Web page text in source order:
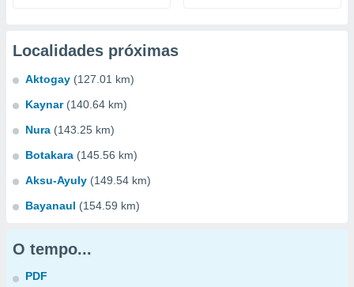
Localidades próximas
Aktogay (127.01 km)
Kaynar (140.64 km)
Nura (143.25 km)
Botakara (145.56 km)
Aksu-Ayuly (149.54 km)
Bayanaul (154.59 km)
O tempo...
PDF